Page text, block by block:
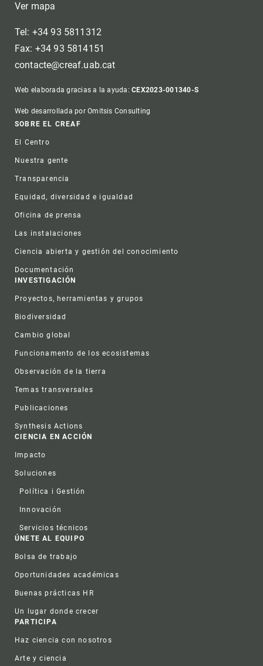
Ver mapa
Tel: +34 93 5811312
Fax: +34 93 5814151
contacte@creaf.uab.cat
Web elaborada gracias a la ayuda:CEX2023-001340-S
Web desarrollada por Omitsis Consulting
Footer
SOBRE EL CREAF
El Centro
Nuestra gente
Transparencia
Equidad, diversidad e igualdad
Oficina de prensa
Las instalaciones
Ciencia abierta y gestión del conocimiento
Documentación
INVESTIGACIÓN
Proyectos, herramientas y grupos
Biodiversidad
Cambio global
Funcionamento de los ecosistemas
Observación de la tierra
Temas transversales
Publicaciones
Synthesis Actions
CIENCIA EN ACCIÓN
Impacto
Soluciones
Política i Gestión
Innovación
Servicios técnicos
ÚNETE AL EQUIPO
Bolsa de trabajo
Oportunidades académicas
Buenas prácticas HR
Un lugar donde crecer
PARTICIPA
Haz ciencia con nosotros
Arte y ciencia